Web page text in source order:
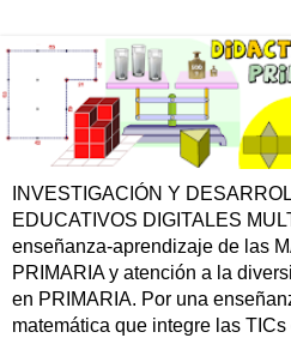
INVESTIGACIÓN Y
EDUCATIVOS DIGITALES
enseñanza-aprendizaje de las
PRIMARIA y atención a la
en PRIMARIA. Por una
matemática que integre las